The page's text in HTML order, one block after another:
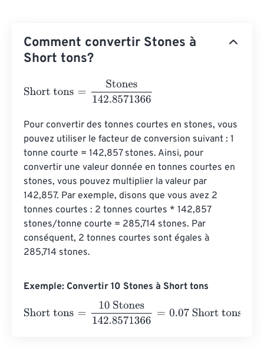
Comment convertir Stones à
Short tons?
Short tons 142.8571366
Pour convertir des tonnes courtes en stones, vous
pouvez utiliser le facteur de conversion suivant : 1
tonne courte = 142,857 stones. Ainsi, pour
convertir une valeur donnée en tonnes courtes en
stones, vous pouvez multiplier la valeur par
142,857. Par exemple, disons que vous avez 2
tonnes courtes : 2 tonnes courtes * 142,857
stones/tonne courte = 285,714 stones. Par
conséquent, 2 tonnes courtes sont égales à
285,714 stones.
Exemple: Convertir 10 Stones à Short tons
Short tons
10 Stones142.8571366= 0.07 Short tons